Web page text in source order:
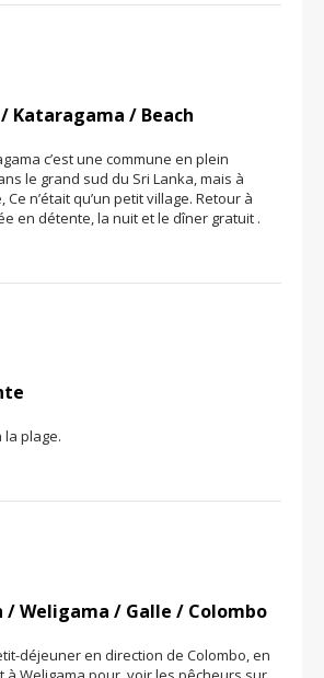
/ Kataragama / Beach
c’est une commune en plein
le grand sud du Sri Lanka, mais à
Ce n’était qu’un petit village. Retour à
en détente, la nuit et le dîner gratuit .
la plage.
/ Weligama / Galle / Colombo
déjeuner en direction de Colombo, en